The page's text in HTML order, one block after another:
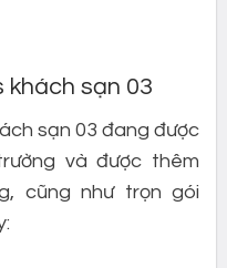
khách sạn 03
sạn 03 đang được
và được thêm
cũng như trọn gói